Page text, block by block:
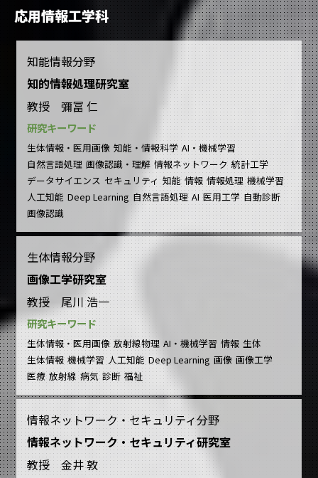
応用情報工学科
知能情報分野
知的情報処理研究室
教授 彌冨 仁
研究キーワード
生体情報・医用画像 知能・情報科学 AI・機械学習
自然言語処理 画像認識・理解 情報ネットワーク 統計工学
データサイエンス セキュリティ 知能 情報 情報処理 機械学習
人工知能 Deep Learning 自然言語処理 AI 医用工学 自動診断
画像認識
生体情報分野
画像工学研究室
教授 尾川 浩一
研究キーワード
生体情報・医用画像 放射線物理 AI・機械学習 情報 生体
生体情報 機械学習 人工知能 Deep Learning 画像 画像工学
医療 放射線 病気 診断 福祉
情報ネットワーク・セキュリティ分野
情報ネットワーク・セキュリティ研究室
教授 金井 敦